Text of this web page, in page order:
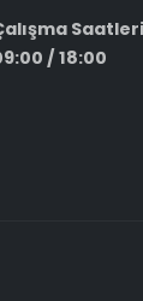
/ 18:00